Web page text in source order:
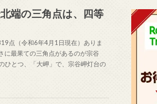
端の三角点は、四等
点（令和6年4月1日現在）ありま
に最果ての三角点があるのが宗谷
ひとつ、「大岬」で、宗谷岬灯台の